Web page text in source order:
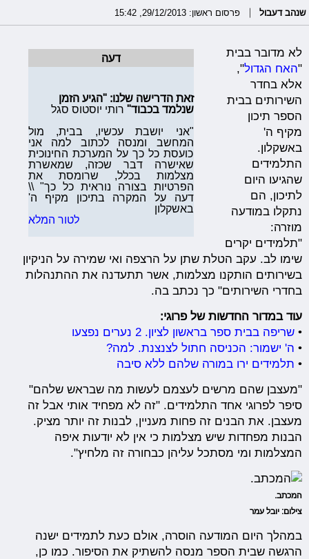
שנהב דעבול פרסום ראשון: 29/12/2013, 15:42
דעה
זאת הדרישה שלנו: "הגיע הזמן
שנלמד בכבוד" רותי יוסטוס סגל
"אני יושבת עכשיו, בבית, מול
המחשב ומנסה לכתוב למה אני
כועסת כל כך על המערכת החינוכית
שאישרה דבר שכזה, שמאשרת
מצלמות בכלל, שרומסת את
הפרטיות בצורה נוראית כל כך" \\
דעה על המקרה בתיכון מקיף ה'
באשקלון
לטור המלא
לא מדובר בבית
"האח הגדול",
אלא בחדר
השירותים בבית
הספר תיכון
מקיף ה'
באשקלון.
התלמידים
שהגיעו היום
לתיכון, הם
נתקלו במודעה
מוזרה:
"תלמידים יקרים
שימו לב. עקב הטלת שתן על הרצפה ואי שמירה על הניקיון
בשירותים הותקנו מצלמות, אשר תתעדנה את ההתנהלות
בחדרי השירותים" כך נכתב בה.
עוד במדור החדשות של פרוגי:
•שריפה בבית ספר בראשון לציון. 2 נערים נפצעו
• ה' ישמור: הכניסה חתול לצנצנת. למה?
• תלמידים ירו במורה שלהם ללא סיבה
"מעצבן שהם מרשים לעצמם לעשות מה שבראש שלהם"
סיפר לפרוגי אחד התלמידים. "זה לא מפחיד אותי אבל זה
מעצבן. את הבנים זה פחות מעניין, לבנות זה יותר מציק.
הבנות מפחדות שיש מצלמות כי אין לא יודעות איפה
המצלמות ומי מסתכל עליהן כבחורה זה מלחיץ".
המכתב.
צילום: יובל עמר
במהלך היום המודעה הוסרה, אולם כעת לתמידים ישנה
הרגשה שבית הספר מנסה להשתיק את הסיפור. כמו כן,